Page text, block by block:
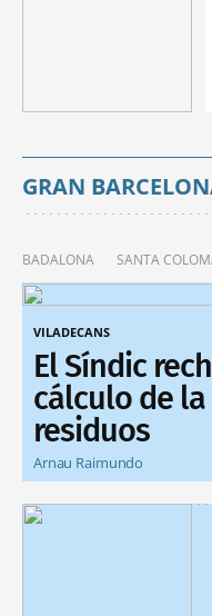
GRAN
BADALONA SANTA
VILADECANS
El Síndic
cálculo de
residuos
Arnau Raimundo